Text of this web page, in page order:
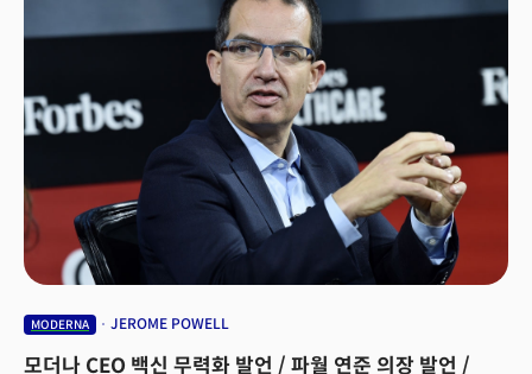
우려로 하락했다. 범유럽의 Stoxx600 지수는 -1.50%, 독일의 DAX 지수는
-1.96% 하락했으며 미 선물시장 역시 S&P500이 -1.20%(오전 6시 25분
기준, 동부시각)의 하락세로 출발했다. 유럽은 네덜란드가 처음으로 경제
봉쇄를 시행하며 투자심리가 얼어붙었다. 아일랜드 역시 새로운 규제를
발표했고 영국의 보리스 존슨 총리는 코로나 확산세에 대응하기 위한 지역별
경제 봉쇄를 시사했다. 플로우뱅크의 최고 투자 전략가인 에스티 드웩은
"오미크론이 들불처럼 번지고 있어 투자심리에 부담을 주고 있다."며
"유럽에서 확진자 수가 너무 많아지면서 봉쇄 조치가 시작되고 있다.
제한조치가 많아질수록 성장을 압박할 것."이라며 우려를 표명했다.미국 역시
최근 급증하는 오미크론 변이 확산세로 인해 바이든 대통령이 관련 조치를
발표할 것으로 전망되는 가운데 코로나 대응을 확진자에서 중증환자로의
전환을 검토중이라는 소식이다. 신규 확진자 수에 더 이상 의미를 부여하지
긍정적으로 받아들일것으로 관측된다. 백신 관련 소식 역시 긍정적이다.
면역반응을 37배나 증가시킬 수 있다는 소식으로 개장 전 5%이상 급등했다.
MODERNA JEROME POWELL
모더나 CEO 백신 무력화 발언 / 파월 연준 의장 발언 /